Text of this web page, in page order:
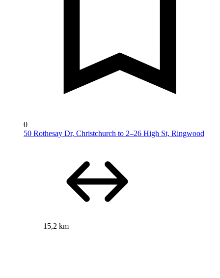
0
50 Rothesay Dr, Christchurch to 2–26 High St, Ringwood
15,2 km